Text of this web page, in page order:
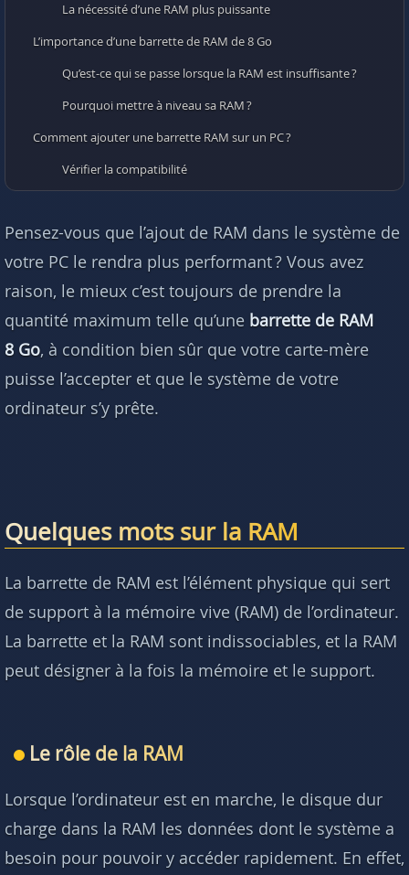
La nécessité d’une RAM plus puissante
L’importance d’une barrette de RAM de 8 Go
Qu’est-ce qui se passe lorsque la RAM est insuffisante ?
Pourquoi mettre à niveau sa RAM ?
Comment ajouter une barrette RAM sur un PC ?
Vérifier la compatibilité
Consulter un guide pour installer une RAM
Questions fréquentes
Pensez-vous que l’ajout de RAM dans le système de
votre PC le rendra plus performant ? Vous avez
raison, le mieux c’est toujours de prendre la
quantité maximum telle qu’une barrette de RAM
8 Go, à condition bien sûr que votre carte-mère
puisse l’accepter et que le système de votre
ordinateur s’y prête.
Quelques mots sur la RAM
La barrette de RAM est l’élément physique qui sert
de support à la mémoire vive (RAM) de l’ordinateur.
La barrette et la RAM sont indissociables, et la RAM
peut désigner à la fois la mémoire et le support.
Le rôle de la RAM
Lorsque l’ordinateur est en marche, le disque dur
charge dans la RAM les données dont le système a
besoin pour pouvoir y accéder rapidement. En effet,